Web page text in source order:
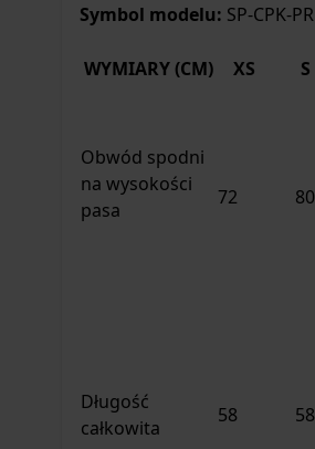
Symbol modelu: SP-CPK-PR
WYMIARY (CM) XS S
Obwód spodni
na wysokości
pasa
72 80
Długość
całkowita
58 58